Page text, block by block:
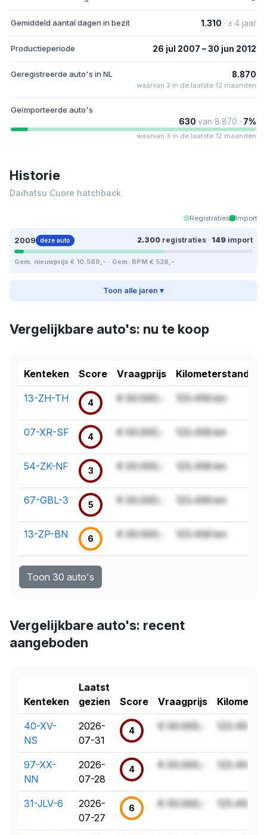
Gemiddeld aantal dagen in bezit 1.310 · ± 4 jaar
Productieperiode 26 jul 2007 – 30 jun 2012
Geregistreerde auto's in NL 8.870
waarvan 3 in de laatste 12 maanden
Geïmporteerde auto's
630 van 8.870 · 7%
waarvan 3 in de laatste 12 maanden
Historie
Daihatsu Cuore hatchback
Registraties Import
2009 deze auto 2.300 registraties · 149 import
Gem. nieuwprijs € 10.589,- · Gem. BPM € 528,-
Toon alle jaren ▾
Vergelijkbare auto's: nu te koop
Kenteken Score Vraagprijs Kilometerstand
13-ZH-TH 4 € 00.000,- 123.456 km
07-XR-SF 4 € 00.000,- 123.456 km
54-ZK-NF 3 € 00.000,- 123.456 km
67-GBL-3 5 € 00.000,- 123.456 km
13-ZP-BN 6 € 00.000,- 123.456 km
Toon 30 auto's
Vergelijkbare auto's: recent
aangeboden
Kenteken
Laatst
gezien
Score Vraagprijs
40-XV-
NS
2026-
07-31
4 € 00.000,- 123.456 km
97-XX-
NN
2026-
07-28
4 € 00.000,- 123.456 km
31-JLV-6
2026-
07-27
6 € 00.000,- 123.456 km